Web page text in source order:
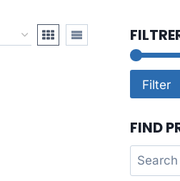
Filter
FIND
Search
for: